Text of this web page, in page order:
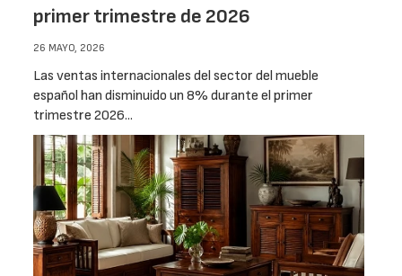
primer trimestre de 2026
26 MAYO, 2026
Las ventas internacionales del sector del mueble
español han disminuido un 8% durante el primer
trimestre 2026...